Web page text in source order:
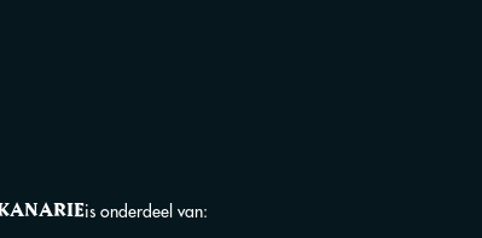
is onderdeel van: